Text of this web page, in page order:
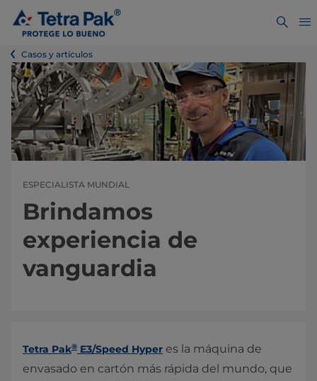
Casos y artículos
ESPECIALISTA MUNDIAL
Brindamos
experiencia de
vanguardia
Tetra Pak® E3/Speed Hyper es la máquina de
envasado en cartón más rápida del mundo, que